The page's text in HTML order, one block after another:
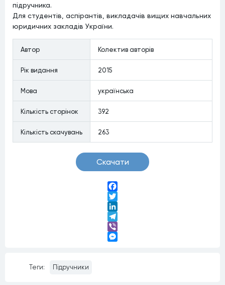
підручника.
Для студентів, аспірантів, викладачів вищих навчальних
юридичних закладів України.
Автор Колектив авторів
Рiк видання 2015
Мова українська
Кiлькiсть сторiнок 392
Кiлькiсть скачувань 263
Скачати
Facebook
Twitter
LinkedIn
Telegram
Viber
Теги: Підручники